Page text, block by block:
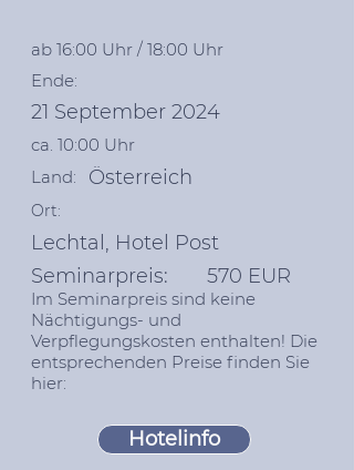
ab 16:00 Uhr / 18:00 Uhr
Ende:
21 September 2024
ca. 10:00 Uhr
Land:
Österreich
Ort:
Lechtal, Hotel Post
Seminarpreis: 570 EUR
Im Seminarpreis sind keine
Nächtigungs- und
Verpflegungskosten enthalten! Die
entsprechenden Preise finden Sie
hier:
Hotelinfo